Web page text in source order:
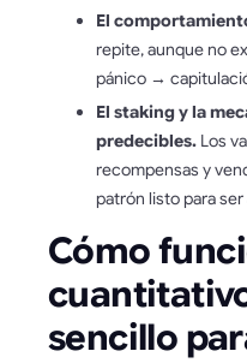
El
repite, aunque no
pánico →
El staking y la
predecibles. Los
recompensas y
patrón listo para
Cómo
sencillo